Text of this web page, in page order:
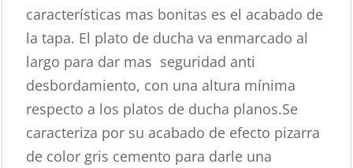
características mas bonitas es el acabado de
la tapa. El plato de ducha va enmarcado al
largo para dar mas seguridad anti
desbordamiento, con una altura mínima
respecto a los platos de ducha planos.Se
caracteriza por su acabado de efecto pizarra
de color gris cemento para darle una